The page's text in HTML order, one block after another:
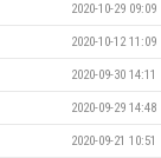
2020-10-29 09:09
2020-10-12 11:09
2020-09-30 14:11
2020-09-29 14:48
2020-09-21 10:51